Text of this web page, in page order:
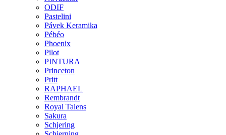
ODIF
Pastelini
Pávek Keramika
Pébéo
Phoenix
Pilot
PINTURA
Princeton
Pritt
RAPHAEL
Rembrandt
Royal Talens
Sakura
Schjering